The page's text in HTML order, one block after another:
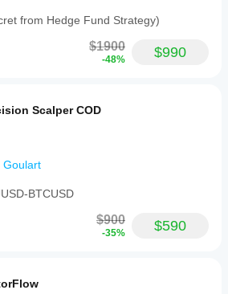
from Hedge Fund Strategy)
$1900
-48% $990
Scalper COD
Goulart
BTCUSD
$900
-35% $590